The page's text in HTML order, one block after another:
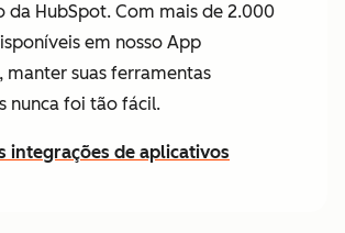
da HubSpot. Com mais de 2.000
em nosso App
manter suas ferramentas
nunca foi tão fácil.
integrações de aplicativos